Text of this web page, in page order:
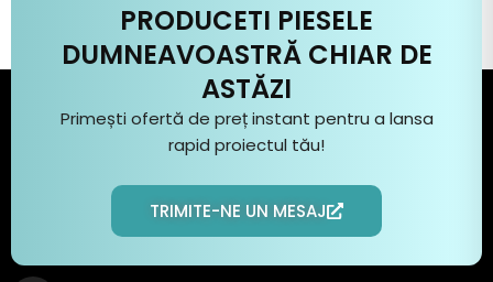
PRODUCETI PIESELE
DUMNEAVOASTRĂ CHIAR DE
ASTĂZI
Primești ofertă de preț instant pentru a lansa
rapid proiectul tău!
TRIMITE-NE UN MESAJ